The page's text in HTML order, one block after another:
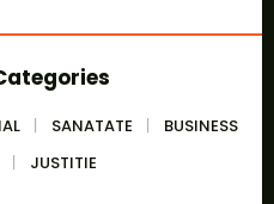
SANATATE
BUSINESS
JUSTITIE